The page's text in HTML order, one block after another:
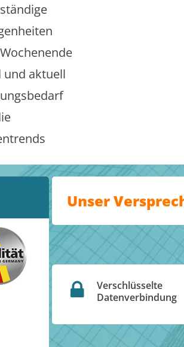
und aktuell
Unser
Verschlüsselte
Datenverbindung